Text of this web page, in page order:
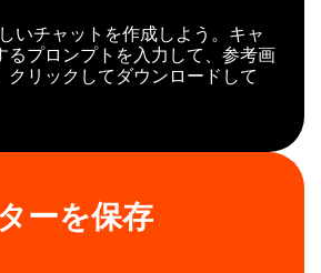
いチャットを作成しよう。キャ
るプロンプトを入力して、参考画
クリックしてダウンロードして
ーを保存